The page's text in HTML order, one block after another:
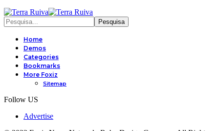
Home
Demos
Categories
Bookmarks
More Foxiz
Sitemap
Follow US
Advertise